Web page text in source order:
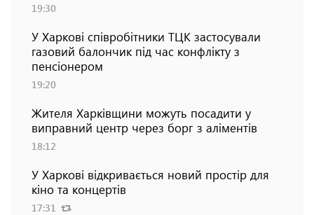
19:30
У Харкові співробітники ТЦК застосували
газовий балончик під час конфлікту з
пенсіонером
19:20
Жителя Харківщини можуть посадити у
виправний центр через борг з аліментів
18:12
У Харкові відкривається новий простір для
кіно та концертів
17:31